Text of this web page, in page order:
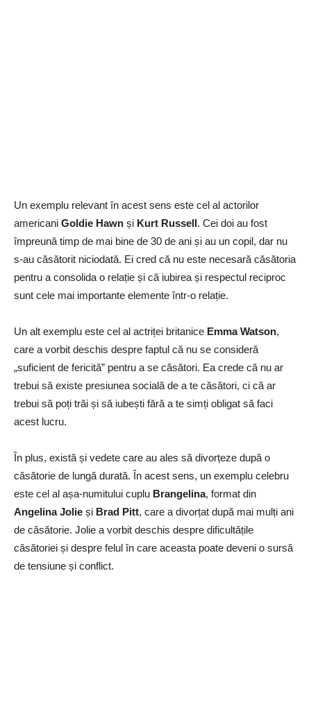
Un exemplu relevant în acest sens este cel al actorilor
americani Goldie Hawn și Kurt Russell. Cei doi au fost
împreună timp de mai bine de 30 de ani și au un copil, dar nu
s-au căsătorit niciodată. Ei cred că nu este necesară căsătoria
pentru a consolida o relație și că iubirea și respectul reciproc
sunt cele mai importante elemente într-o relație.
Un alt exemplu este cel al actriței britanice Emma Watson,
care a vorbit deschis despre faptul că nu se consideră
„suficient de fericită” pentru a se căsători. Ea crede că nu ar
trebui să existe presiunea socială de a te căsători, ci că ar
trebui să poți trăi și să iubești fără a te simți obligat să faci
acest lucru.
În plus, există și vedete care au ales să divorțeze după o
căsătorie de lungă durată. În acest sens, un exemplu celebru
este cel al așa-numitului cuplu Brangelina, format din
Angelina Jolie și Brad Pitt, care a divorțat după mai mulți ani
de căsătorie. Jolie a vorbit deschis despre dificultățile
căsătoriei și despre felul în care aceasta poate deveni o sursă
de tensiune și conflict.